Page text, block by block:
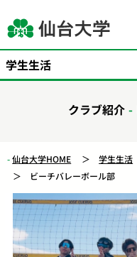
クラブ紹介
仙台大学HOME 学生生活
ビーチバレーボール部
学生生活